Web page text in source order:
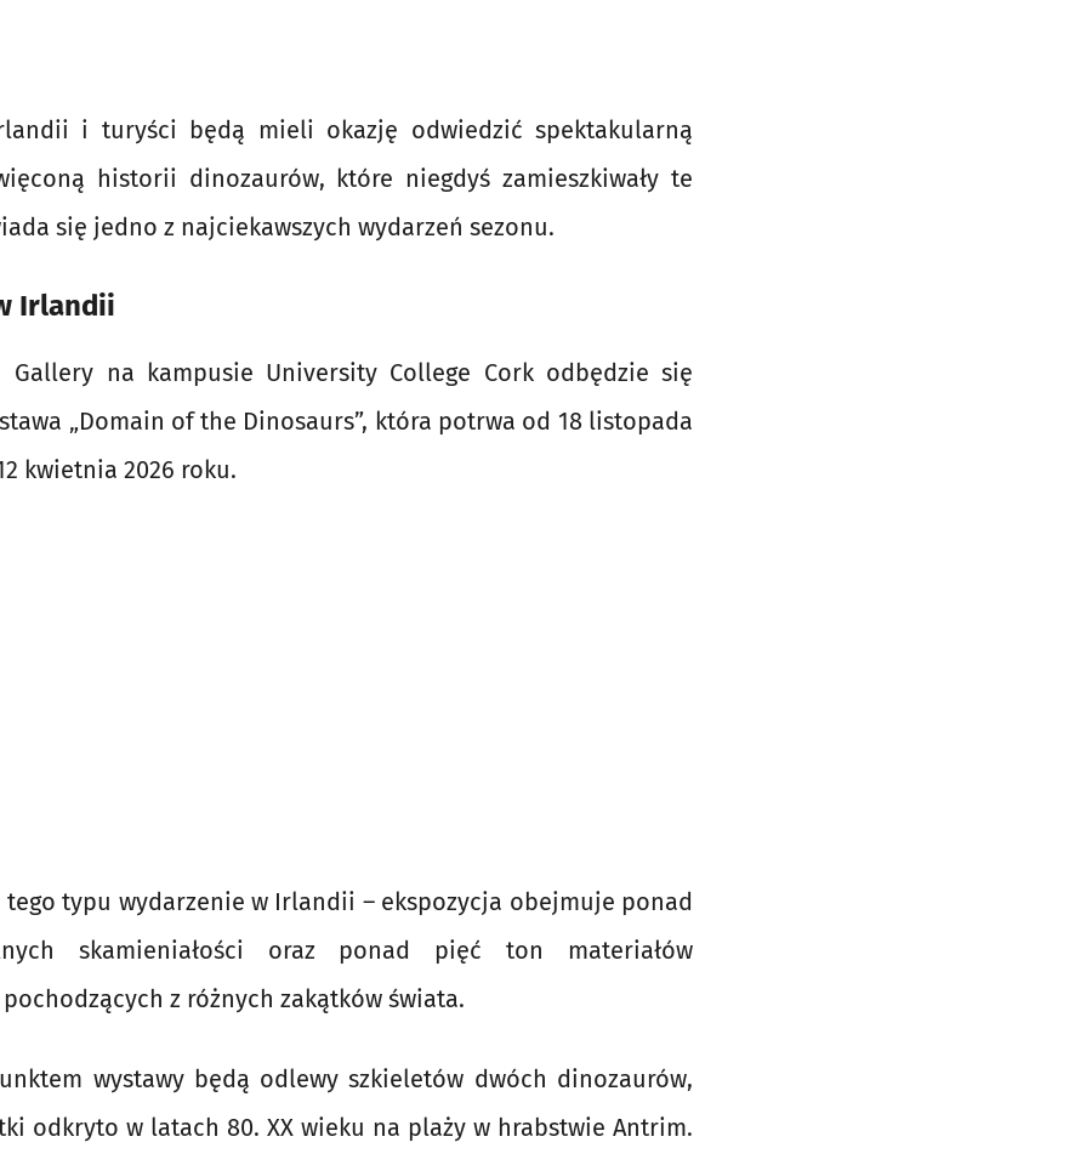
i turyści będą mieli okazję odwiedzić spektakularną
historii dinozaurów, które niegdyś zamieszkiwały te
się jedno z najciekawszych wydarzeń sezonu.
Irlandii
Gallery na kampusie University College Cork odbędzie się
„Domain of the Dinosaurs”, która potrwa od 18 listopada
kwietnia 2026 roku.
tego typu wydarzenie w Irlandii – ekspozycja obejmuje ponad
skamieniałości oraz ponad pięć ton materiałów
z różnych zakątków świata.
wystawy będą odlewy szkieletów dwóch dinozaurów,
odkryto w latach 80. XX wieku na plaży w hrabstwie Antrim.